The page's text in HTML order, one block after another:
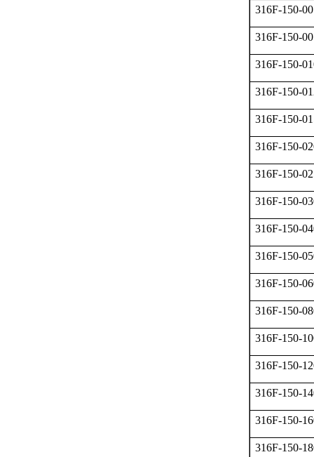
316F-150-
316F-150-
316F-150-
316F-150-
316F-150-
316F-150-
316F-150-
316F-150-
316F-150-
316F-150-
316F-150-
316F-150-
316F-150-
316F-150-
316F-150-
316F-150-
316F-150-